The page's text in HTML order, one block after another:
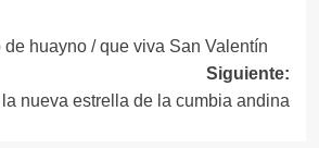
huayno / que viva San Valentín
Siguiente:
nueva estrella de la cumbia andina